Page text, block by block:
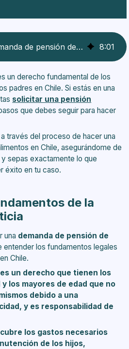
necesaria
en el tribunal de familia
del juez
Cómo iniciar demanda de pensión de alimentos en Chile 8:01
un derecho fundamental de los
padres en Chile. Si estás en una
solicitar una pensión
que debes seguir para hacer
través del proceso de hacer una
en Chile, asegurándome de
sepas exactamente lo que
éxito en tu caso.
de la
una demanda de pensión de
entender los fundamentos legales
Chile.
un derecho que tienen los
los mayores de edad que no
debido a una
y es responsabilidad de
los gastos necesarios
de los hijos,